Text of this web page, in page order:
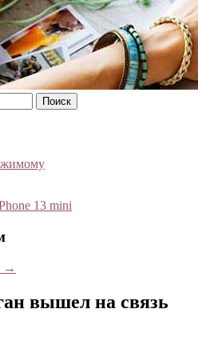
13 mini
→
вышел на связь